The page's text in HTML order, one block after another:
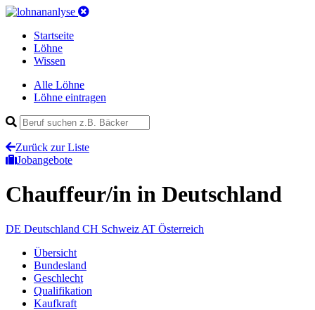
Startseite
Löhne
Wissen
Alle Löhne
Löhne eintragen
Zurück zur Liste
Jobangebote
Chauffeur/in in Deutschland
DE Deutschland CH Schweiz AT Österreich
Übersicht
Bundesland
Geschlecht
Qualifikation
Kaufkraft